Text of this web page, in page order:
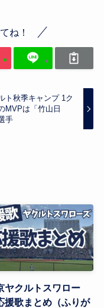
ね！
ト秋季キャンプ 1ク
MVPは「竹山日
手
ヤクルトスワロー
援歌まとめ（ふりが